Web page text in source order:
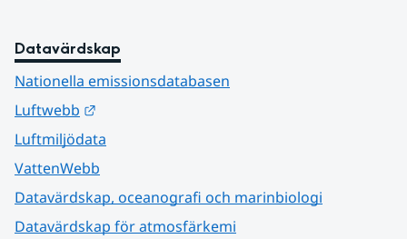
Datavärdskap
Nationella emissionsdatabasen
Luftwebb
Luftmiljödata
VattenWebb
Datavärdskap, oceanografi och marinbiologi
Datavärdskap för atmosfärkemi